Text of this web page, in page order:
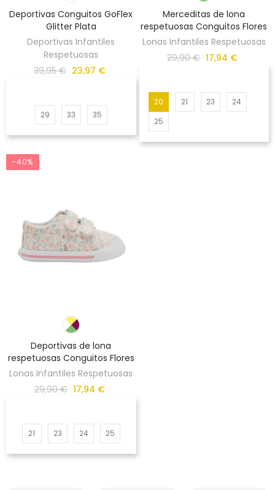
Deportivas Conguitos GoFlex
Glitter Plata
Deportivas Infantiles
Respetuosas
39,95 € 23,97 €
29 33 35
Merceditas de lona
respetuosas Conguitos Flores
Lonas Infantiles Respetuosas
29,90 € 17,94 €
20 21 23
24
25
-40%
Deportivas de lona
respetuosas Conguitos Flores
Lonas Infantiles Respetuosas
29,90 € 17,94 €
21 23 24 25